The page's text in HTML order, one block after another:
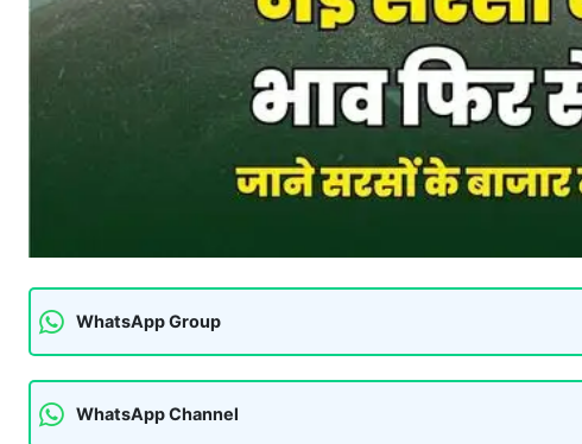
WhatsApp Group
WhatsApp Channel